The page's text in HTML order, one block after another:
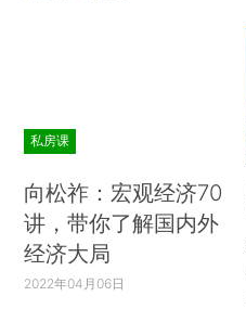
私房课
向松祚：宏观经济70
讲，带你了解国内外
经济大局
2022年04月06日